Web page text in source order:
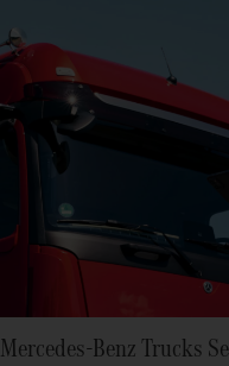
Mercedes‑Benz Trucks